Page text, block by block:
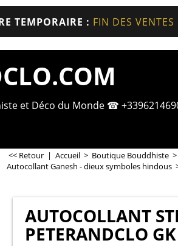
TEMPORAIRE : FIN DES
et Déco du Monde ☎
<< Retour | Accueil > Boutique Bouddhiste >
Autocollant Ganesh - dieux symboles hindous
AUTOCOLLANT
PETERANDCLO GK